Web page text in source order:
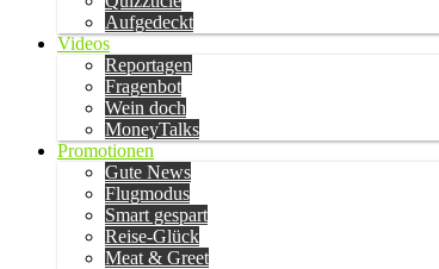
Aufgedeckt
Videos
Reportagen
Fragenbot
Wein doch
MoneyTalks
Promotionen
Gute News
Flugmodus
Smart gespart
Reise-Glück
Meat & Greet